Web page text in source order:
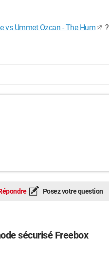
vs Ummet Ozcan - The Hum ?
Posez votre question
sécurisé Freebox